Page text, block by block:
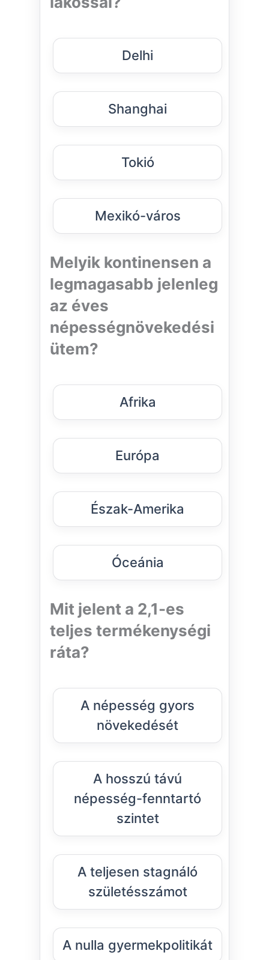
Delhi
Shanghai
Tokió
Mexikó-város
Melyik kontinensen a
legmagasabb jelenleg
az éves
népességnövekedési
ütem?
Afrika
Európa
Észak-Amerika
Óceánia
Mit jelent a 2,1-es
teljes termékenységi
ráta?
A népesség gyors
növekedését
A hosszú távú
népesség-fenntartó
szintet
A teljesen stagnáló
születésszámot
A nulla gyermekpolitikát